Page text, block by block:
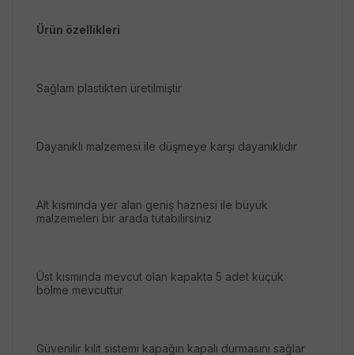
Ürün özellikleri
Sağlam plastikten üretilmiştir
Dayanıklı malzemesi ile düşmeye karşı dayanıklıdır
Alt kısmında yer alan geniş haznesi ile büyük
malzemeleri bir arada tutabilirsiniz
Üst kısmında mevcut olan kapakta 5 adet küçük
bölme mevcuttur
Güvenilir kilit sistemi kapağın kapalı durmasını sağlar